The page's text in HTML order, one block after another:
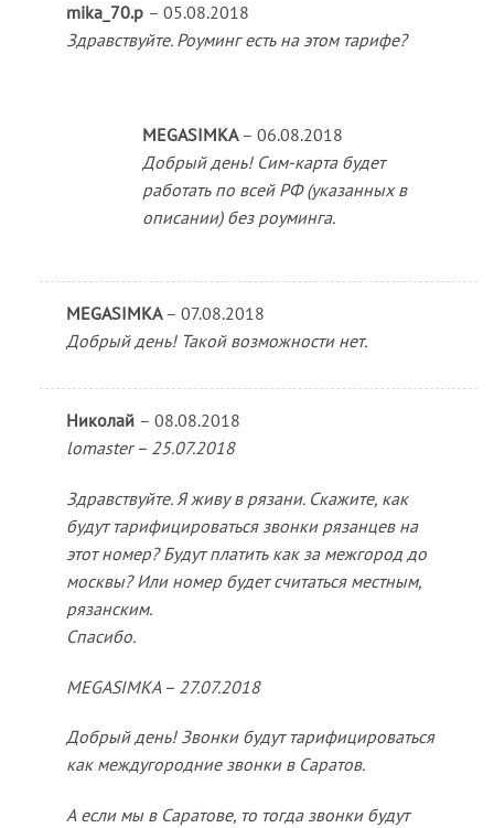
mika_70.p – 05.08.2018
Здравствуйте. Роуминг есть на этом тарифе?
MEGASIMKA – 06.08.2018
Добрый день! Сим-карта будет
работать по всей РФ (указанных в
описании) без роуминга.
MEGASIMKA – 07.08.2018
Добрый день! Такой возможности нет.
Николай – 08.08.2018
lomaster – 25.07.2018
Здравствуйте. Я живу в рязани. Скажите, как
будут тарифицироваться звонки рязанцев на
этот номер? Будут платить как за межгород до
москвы? Или номер будет считаться местным,
рязанским.
Спасибо.
MEGASIMKA – 27.07.2018
Добрый день! Звонки будут тарифицироваться
как междугородние звонки в Саратов.
А если мы в Саратове, то тогда звонки будут